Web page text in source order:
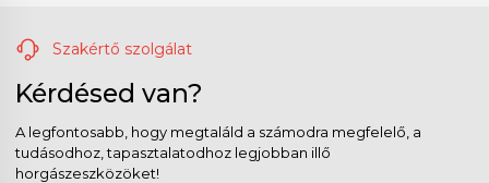
Szakértő szolgálat
Kérdésed van?
A legfontosabb, hogy megtaláld a számodra megfelelő, a
tudásodhoz, tapasztalatodhoz legjobban illő
horgászeszközöket!